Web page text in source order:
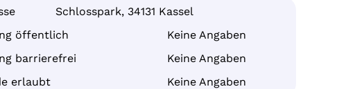
Schlosspark, 34131 Kassel
öffentlich
Keine Angaben
barrierefrei
Keine Angaben
erlaubt
Keine Angaben